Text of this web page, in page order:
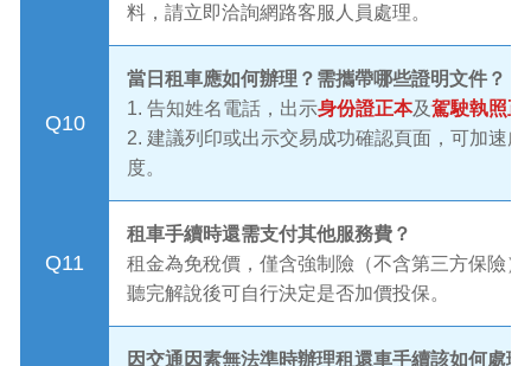
料，請立即洽詢網路客服人員處理。
Q10
當日租車應如何辦理？需攜帶哪些證明文件？
1. 告知姓名電話，出示身份證正本及駕駛執照正
2. 建議列印或出示交易成功確認頁面，可加速處
度。
Q11
租車手續時還需支付其他服務費？
租金為免稅價，僅含強制險（不含第三方保險）
聽完解說後可自行決定是否加價投保。
因交通因素無法準時辦理租還車手續該如何處理